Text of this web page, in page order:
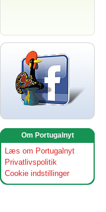
Om Portugalnyt
Læs om Portugalnyt
Privatlivspolitik
Cookie indstillinger